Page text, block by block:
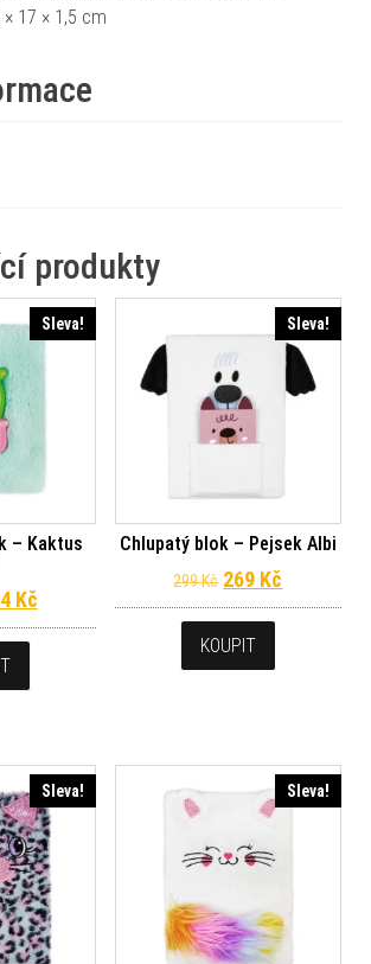
17 × 1,5 cm
produkty
Sleva!
– Kaktus
cena byla: 149 Kč.
KčAktuální cena je: 134 Kč.
Sleva!
Chlupatý blok – Pejsek Albi
299Kč Původní cena
269 Kč
KOUPIT
Sleva! Sleva!